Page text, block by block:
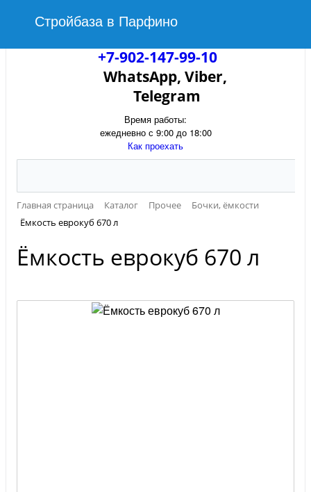
Стройбаза в Парфино
+7-902-147-99-10
WhatsApp, Viber,
Telegram
Время работы:
ежедневно с 9:00 до 18:00
Как проехать
Главная страница Каталог Прочее
Бочки, ёмкости
Ёмкость еврокуб 670 л
Ёмкость еврокуб 670 л